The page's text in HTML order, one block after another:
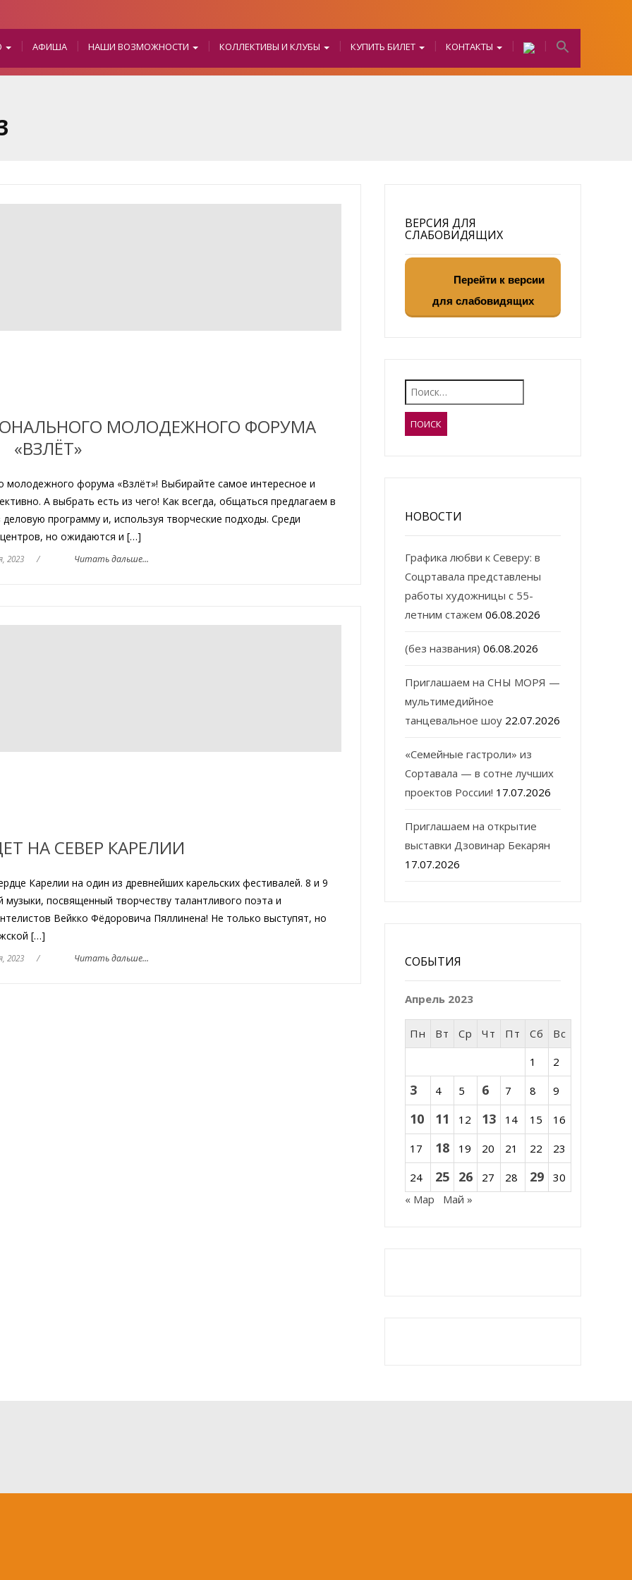
АФИША НАШИ ВОЗМОЖНОСТИ КОЛЛЕКТИВЫ И КЛУБЫ КУПИТЬ БИЛЕТ КОНТАКТЫ
МОЛОДЕЖНОГО ФОРУМА
«ВЗЛЁТ»
молодежного форума «Взлёт»! Выбирайте самое интересное и
А выбрать есть из чего! Как всегда, общаться предлагаем в
программу и, используя творческие подходы. Среди
но ожидаются и […]
2023 / Читать дальше...
НА СЕВЕР КАРЕЛИИ
Карелии на один из древнейших карельских фестивалей. 8 и 9
посвященный творчеству талантливого поэта и
Вейкко Фёдоровича Пяллинена! Не только выступят, но
[…]
2023 / Читать дальше...
ВЕРСИЯ ДЛЯ
СЛАБОВИДЯЩИХ
Перейти к версии
для слабовидящих
Найти:
НОВОСТИ
Графика любви к Северу: в
Соцртавала представлены
работы художницы с 55-
летним стажем 06.08.2026
(без названия) 06.08.2026
Приглашаем на СНЫ МОРЯ —
мультимедийное
танцевальное шоу 22.07.2026
«Семейные гастроли» из
Сортавала — в сотне лучших
проектов России! 17.07.2026
Приглашаем на открытие
выставки Дзовинар Бекарян
17.07.2026
СОБЫТИЯ
Апрель 2023
Пн Вт Ср Чт Пт Сб
Вс
1
2
3 4 5 6 7 8 9
10 11 12 13 14 15 16
17 18 19 20 21 22 23
24 25 26 27 28 29
30
« Мар
Май »